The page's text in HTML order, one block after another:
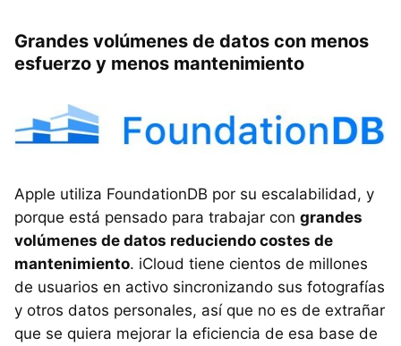
Grandes volúmenes de datos con menos
esfuerzo y menos mantenimiento
Apple utiliza FoundationDB por su escalabilidad, y
porque está pensado para trabajar con grandes
volúmenes de datos reduciendo costes de
mantenimiento. iCloud tiene cientos de millones
de usuarios en activo sincronizando sus fotografías
y otros datos personales, así que no es de extrañar
que se quiera mejorar la eficiencia de esa base de